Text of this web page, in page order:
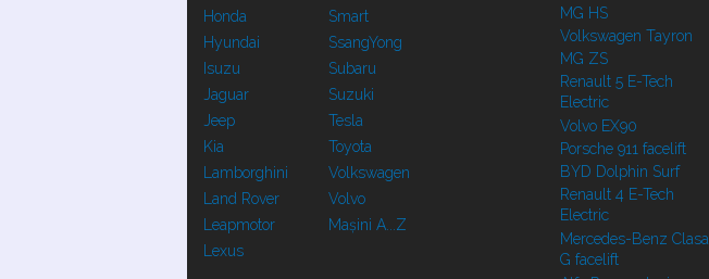
Honda
Hyundai
Isuzu
Jaguar
Jeep
Kia
Lamborghini
Land Rover
Leapmotor
Lexus
Smart
SsangYong
Subaru
Suzuki
Tesla
Toyota
Volkswagen
Volvo
Mașini A...Z
MG HS
Volkswagen Tayron
MG ZS
Renault 5 E-Tech
Electric
Volvo EX90
Porsche 911 facelift
BYD Dolphin Surf
Renault 4 E-Tech
Electric
Mercedes-Benz Clasa
G facelift